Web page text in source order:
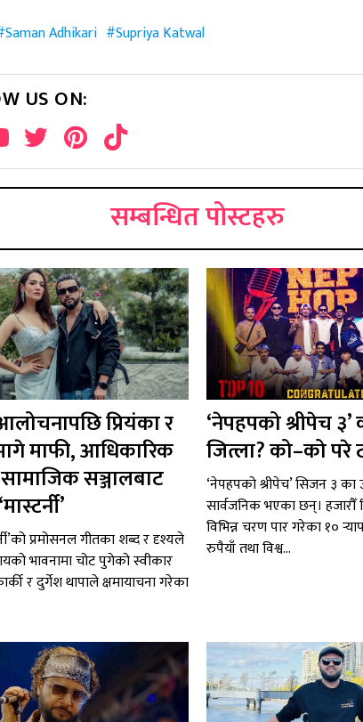
Saman Adhikari Supriya Katwal
US ON:
सम्बन्धित पोस्टहरु
प्रियंका र
माफी, आधिकारिक
सञ्जालबाट
प्रमोसनल गीतका शब्द र दृश्यले
भावनामा चोट पुगेको स्वीकार
र दुर्गेश थापाले क्षमायाचना गरेका
‘नेपहपको श्रीपेच
जित्ला? को–को परे
‘नेपहपको श्रीपेच’ सिजन ३ का
सार्वजनिक भएका छन्।
विभिन्न चरण पार गरेका १०
रुपैयाँ तथा विश्व...